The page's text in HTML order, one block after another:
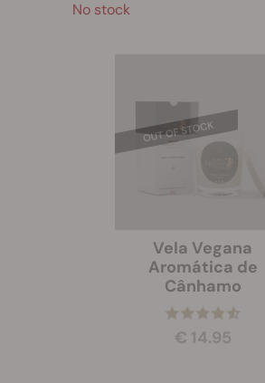
No stock
Vela Vegana
Aromática de
Cânhamo
€ 14.95